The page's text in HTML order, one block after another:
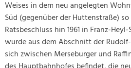
Weises in dem neu angelegten
Süd (gegenüber der Huttenstraße)
Ratsbeschluss hin 1961 in Franz-
wurde aus dem Abschnitt der
sich zwischen Merseburger und